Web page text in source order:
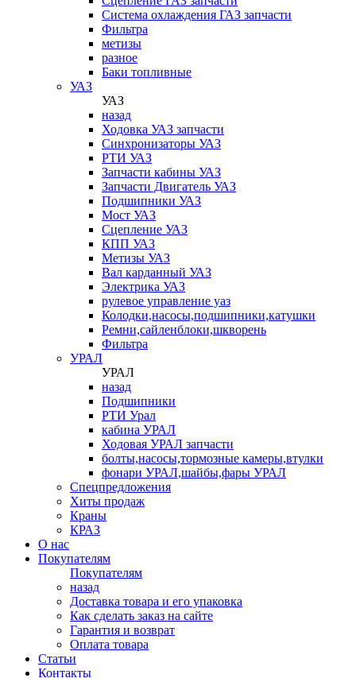
Система охлаждения ГАЗ запчасти
Фильтра
метизы
разное
Баки топливные
УАЗ
УАЗ
назад
Ходовка УАЗ запчасти
Синхронизаторы УАЗ
РТИ УАЗ
Запчасти кабины УАЗ
Запчасти Двигатель УАЗ
Подшипники УАЗ
Мост УАЗ
Сцепление УАЗ
КПП УАЗ
Метизы УАЗ
Вал карданный УАЗ
Электрика УАЗ
рулевое управление уаз
Колодки,насосы,подшипники,катушки
Ремни,сайленблоки,шкворень
Фильтра
УРАЛ
УРАЛ
назад
Подшипники
РТИ Урал
кабина УРАЛ
Ходовая УРАЛ запчасти
болты,насосы,тормозные камеры,втулки
фонари УРАЛ,шайбы,фары УРАЛ
Спецпредложения
Хиты продаж
Краны
КРАЗ
О нас
Покупателям
Покупателям
назад
Доставка товара и его упаковка
Как сделать заказ на сайте
Гарантия и возврат
Оплата товара
Статьи
Контакты